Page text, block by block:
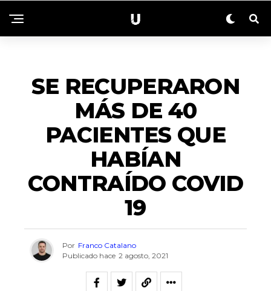
SE RECUPERARON
MÁS DE 40
PACIENTES QUE
HABÍAN
CONTRAÍDO COVID
19
Por Franco Catalano
Publicado hace 2 agosto, 2021